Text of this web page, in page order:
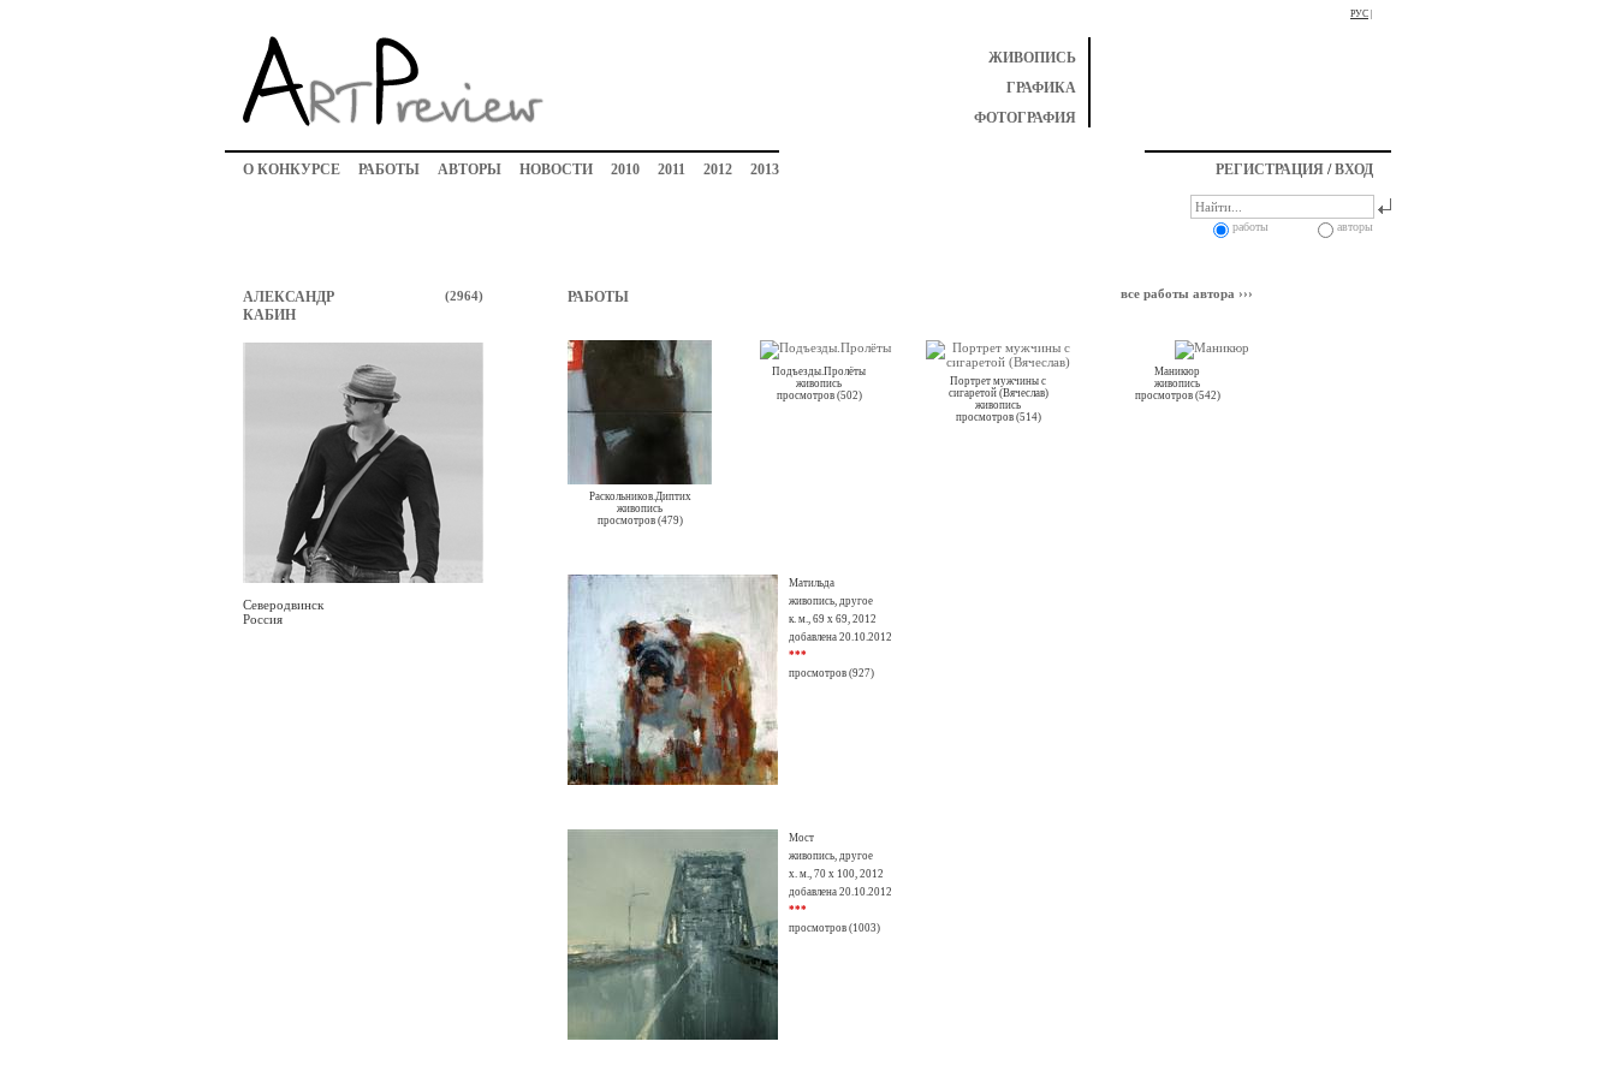
РУС
ЖИВОПИСЬ
ГРАФИКА
ФОТОГРАФИЯ
О КОНКУРСЕ РАБОТЫ АВТОРЫ НОВОСТИ 2010 2011 2012 2013 РЕГИСТРАЦИЯ /ВХОД
работы авторы
(2964)
АЛЕКСАНДР
КАБИН
Северодвинск
Россия
РАБОТЫ все работы автора ›››
Раскольников.Диптих
живопись
просмотров (479)
Подъезды.Пролёты
живопись
просмотров (502)
Портрет мужчины с
сигаретой (Вячеслав)
живопись
просмотров (514)
Маникюр
живопись
просмотров (542)
Матильда
живопись, другое
к. м., 69 х 69, 2012
добавлена 20.10.2012
***
просмотров (927)
Мост
живопись, другое
х. м., 70 х 100, 2012
добавлена 20.10.2012
***
просмотров (1003)